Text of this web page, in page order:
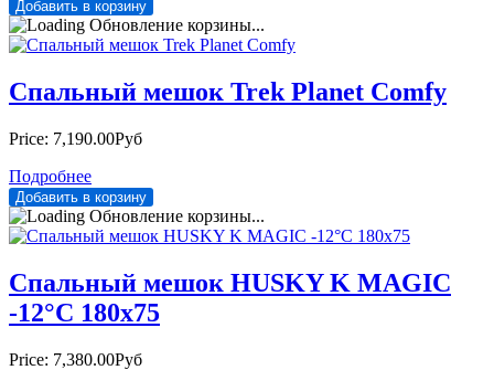
Обновление корзины...
Спальный мешок Trek Planet Comfy
Price: 7,190.00Руб
Подробнее
Обновление корзины...
Спальный мешок HUSKY K MAGIC
-12°С 180х75
Price: 7,380.00Руб